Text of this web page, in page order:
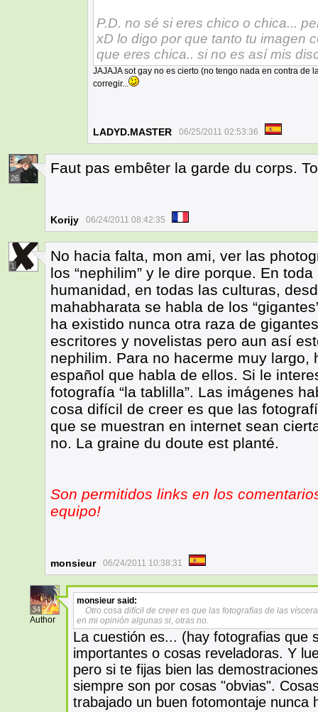
P.D. no sé si eres chico o chica...
xD lo digo por que tanto tu imagen
que eres chica.. si no es así mis
JAJAJA sot gay no es cierto (no tengo nada en contra de
corregir...
LADYD.MASTER 06/25/2011 02:53:36
26
Faut pas embêter la garde du corps.
Korijy 06/24/2011 08:42:35
1
No hacia falta, mon ami, ver las
los “nephilim” y le dire porque. En
humanidad, en todas las culturas,
mahabharata se habla de los
ha existido nunca otra raza de
escritores y novelistas pero aun así
nephilim. Para no hacerme muy largo,
español que habla de ellos. Si le
fotografía “la tablilla”. Las imágenes
cosa difícil de creer es que las
que se muestran en internet sean
no. La graine du doute est planté.
Son permitidos links en los
equipo!
monsieur 06/24/2011 10:38:31
34
Author
monsieur said:
Otro cosa difícil de creer es que las fotografías de las
en mi opinión algunas si, otras no.
La cuestión es... (hay fotografias que
importantes o cosas reveladoras. Y
pero si te fijas bien las
siempre son por cosas "obvias".
trabajado un buen fotomontaje nunca